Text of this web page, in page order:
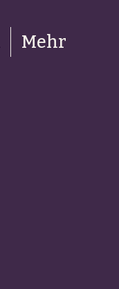
Mehr